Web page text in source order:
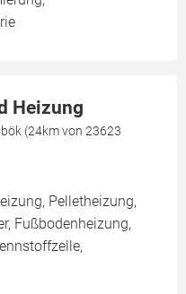
Heizung
(24km von 23623
Pelletheizung,
Fußbodenheizung,